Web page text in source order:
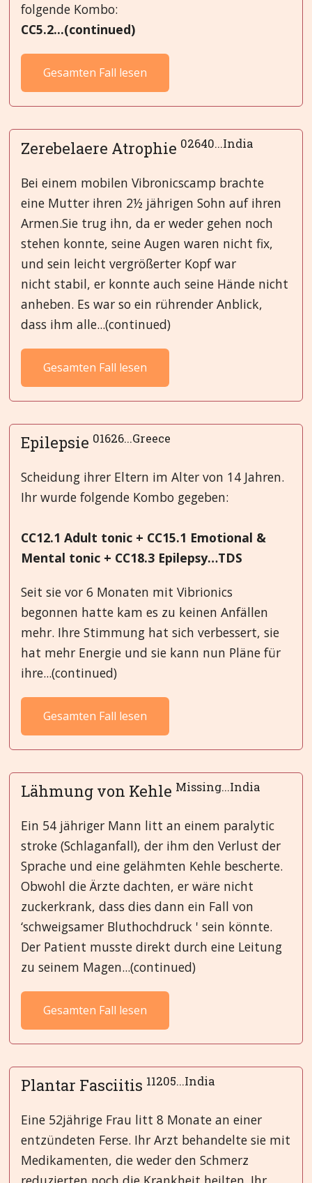
folgende Kombo:
CC5.2...(continued)
Gesamten Fall lesen
Zerebelaere Atrophie 02640...India
Bei einem mobilen Vibronicscamp brachte
eine Mutter ihren 2½ jährigen Sohn auf ihren
Armen.Sie trug ihn, da er weder gehen noch
stehen konnte, seine Augen waren nicht fix,
und sein leicht vergrößerter Kopf war
nicht stabil, er konnte auch seine Hände nicht
anheben. Es war so ein rührender Anblick,
dass ihm alle...(continued)
Gesamten Fall lesen
Epilepsie 01626...Greece
Scheidung ihrer Eltern im Alter von 14 Jahren.
Ihr wurde folgende Kombo gegeben:
CC12.1 Adult tonic + CC15.1 Emotional &
Mental tonic + CC18.3 Epilepsy…TDS
Seit sie vor 6 Monaten mit Vibrionics
begonnen hatte kam es zu keinen Anfällen
mehr. Ihre Stimmung hat sich verbessert, sie
hat mehr Energie und sie kann nun Pläne für
ihre...(continued)
Gesamten Fall lesen
Lähmung von Kehle Missing...India
Ein 54 jähriger Mann litt an einem paralytic
stroke (Schlaganfall), der ihm den Verlust der
Sprache und eine gelähmten Kehle bescherte.
Obwohl die Ärzte dachten, er wäre nicht
zuckerkrank, dass dies dann ein Fall von
‘schweigsamer Bluthochdruck ' sein könnte.
Der Patient musste direkt durch eine Leitung
zu seinem Magen...(continued)
Gesamten Fall lesen
Plantar Fasciitis 11205...India
Eine 52jährige Frau litt 8 Monate an einer
entzündeten Ferse. Ihr Arzt behandelte sie mit
Medikamenten, die weder den Schmerz